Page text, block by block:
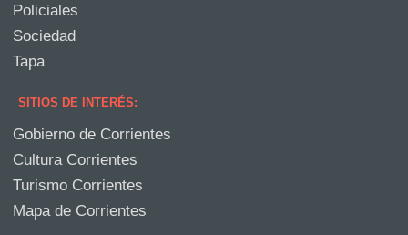
Policiales
Sociedad
Tapa
SITIOS DE INTERÉS:
Gobierno de Corrientes
Cultura Corrientes
Turismo Corrientes
Mapa de Corrientes